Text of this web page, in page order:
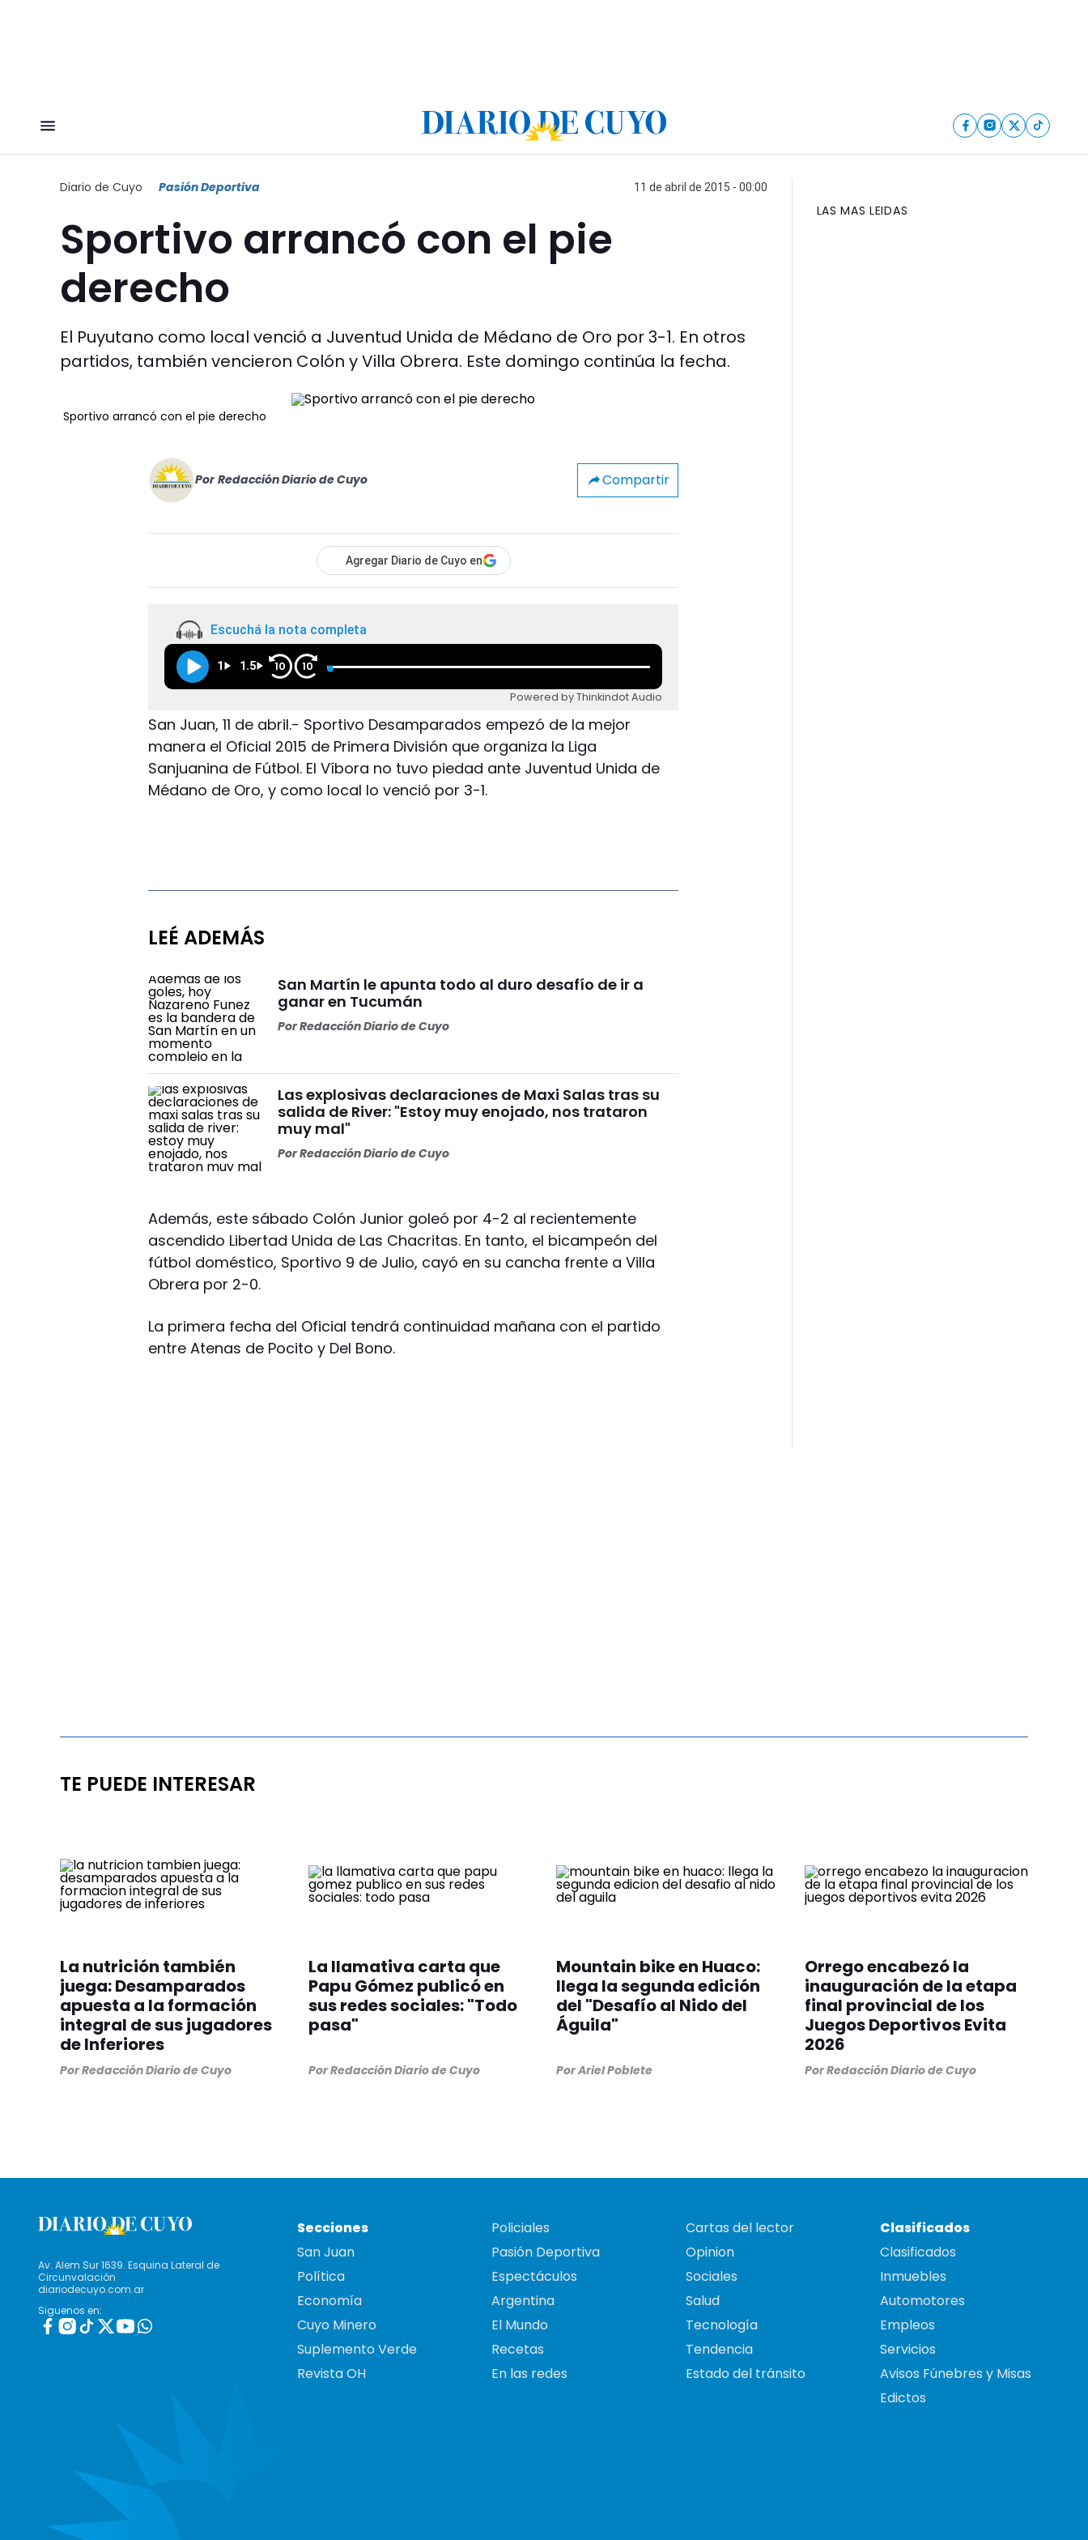
Diario de Cuyo Pasión Deportiva 11 de abril de 2015 - 00:00
Sportivo arrancó con el pie
derecho
El Puyutano como local venció a Juventud Unida de Médano de Oro por 3-1. En otros
partidos, también vencieron Colón y Villa Obrera. Este domingo continúa la fecha.
Sportivo arrancó con el pie derecho
Por Redacción Diario de Cuyo Compartir
Agregar Diario de Cuyo en
Escuchá la nota completa
1 1.5 10 10
Powered by Thinkindot Audio
San Juan, 11 de abril.- Sportivo Desamparados empezó de la mejor
manera el Oficial 2015 de Primera División que organiza la Liga
Sanjuanina de Fútbol. El Víbora no tuvo piedad ante Juventud Unida de
Médano de Oro, y como local lo venció por 3-1.
LEÉ ADEMÁS
San Martín le apunta todo al duro desafío de ir a
ganar en Tucumán
PorRedacción Diario de Cuyo
Las explosivas declaraciones de Maxi Salas tras su
salida de River: "Estoy muy enojado, nos trataron
muy mal"
PorRedacción Diario de Cuyo
Además, este sábado Colón Junior goleó por 4-2 al recientemente
ascendido Libertad Unida de Las Chacritas. En tanto, el bicampeón del
fútbol doméstico, Sportivo 9 de Julio, cayó en su cancha frente a Villa
Obrera por 2-0.
La primera fecha del Oficial tendrá continuidad mañana con el partido
entre Atenas de Pocito y Del Bono.
LAS MAS LEIDAS
TE PUEDE INTERESAR
La nutrición también
juega: Desamparados
apuesta a la formación
integral de sus jugadores
de Inferiores
PorRedacción Diario de Cuyo
La llamativa carta que
Papu Gómez publicó en
sus redes sociales: "Todo
pasa"
PorRedacción Diario de Cuyo
Mountain bike en Huaco:
llega la segunda edición
del "Desafío al Nido del
Águila"
PorAriel Poblete
Orrego encabezó la
inauguración de la etapa
final provincial de los
Juegos Deportivos Evita
2026
PorRedacción Diario de Cuyo
Av. Alem Sur 1639. Esquina Lateral de
Circunvalación
diariodecuyo.com.ar
Siguenos en:
Secciones
San Juan
Política
Economía
Cuyo Minero
Suplemento Verde
Revista OH
Policiales
Pasión Deportiva
Espectáculos
Argentina
El Mundo
Recetas
En las redes
Cartas del lector
Opinion
Sociales
Salud
Tecnología
Tendencia
Estado del tránsito
Clasificados
Clasificados
Inmuebles
Automotores
Empleos
Servicios
Avisos Fúnebres y Misas
Edictos